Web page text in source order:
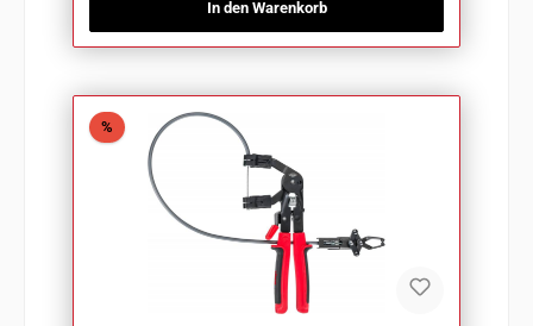
In den Warenkorb
%Rabatt